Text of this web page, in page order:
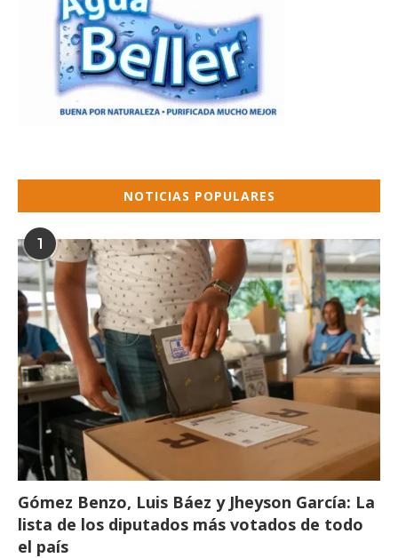
NOTICIAS POPULARES
1
Gómez Benzo, Luis Báez y Jheyson García: La
lista de los diputados más votados de todo
el país